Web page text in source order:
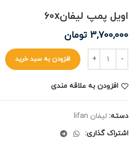
اویل پمپ لیفان60x
3,700,000 تومان
افزودن به سبد خرید
افزودن به علاقه مندی
دسته: لیفان lifan
اشتراک گذاری: